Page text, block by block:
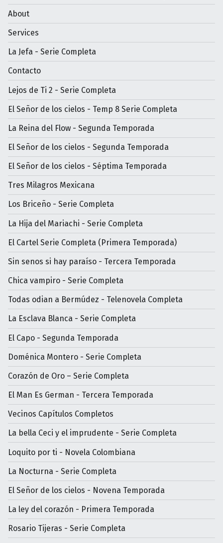
About
Services
La Jefa - Serie Completa
Contacto
Lejos de Ti 2 - Serie Completa
El Señor de los cielos - Temp 8 Serie Completa
La Reina del Flow - Segunda Temporada
El Señor de los cielos - Segunda Temporada
El Señor de los cielos - Séptima Temporada
Tres Milagros Mexicana
Los Briceño - Serie Completa
La Hija del Mariachi - Serie Completa
El Cartel Serie Completa (Primera Temporada)
Sin senos si hay paraíso - Tercera Temporada
Chica vampiro - Serie Completa
Todas odian a Bermúdez - Telenovela Completa
La Esclava Blanca - Serie Completa
El Capo - Segunda Temporada
Doménica Montero - Serie Completa
Corazón de Oro – Serie Completa
El Man Es German - Tercera Temporada
Vecinos Capítulos Completos
La bella Ceci y el imprudente - Serie Completa
Loquito por ti - Novela Colombiana
La Nocturna - Serie Completa
El Señor de los cielos - Novena Temporada
La ley del corazón - Primera Temporada
Rosario Tijeras - Serie Completa